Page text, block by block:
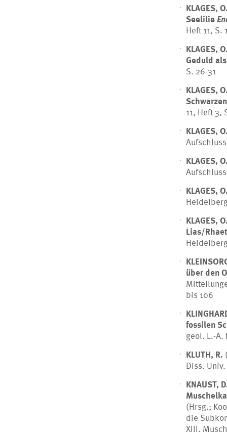
KLAGES,
Seelilie
Heft 11, S.
KLAGES,
Geduld
S. 26-31
KLAGES,
11, Heft 3,
KLAGES,
KLAGES,
KLAGES,
KLAGES,
Lias/
über den
bis 106
fossilen
geol. L.-
KLUTH, R.
Diss.
KNAUST,
(Hrsg.;
die
XIII.